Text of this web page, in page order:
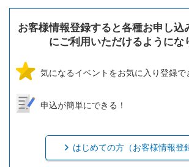
お客様情報登録すると各種お申し込
にご利用いただけるようにな
気になるイベントをお気に入り登録で
申込が簡単にできる！
はじめての方（お客様情報登